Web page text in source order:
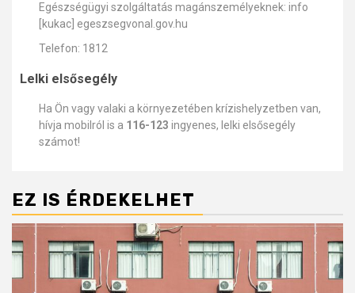
Egészségügyi szolgáltatás magánszemélyeknek: info
[kukac] egeszsegvonal.gov.hu
Telefon: 1812
Lelki elsősegély
Ha Ön vagy valaki a környezetében krízishelyzetben van,
hívja mobilról is a 116-123 ingyenes, lelki elsősegély
számot!
EZ IS ÉRDEKELHET